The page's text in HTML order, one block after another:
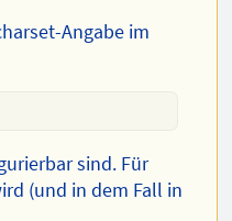
Angabe im
sind. Für
(und in dem Fall in